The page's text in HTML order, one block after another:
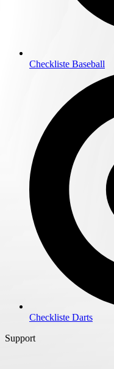
Checkliste Baseball
Checkliste Darts
Support